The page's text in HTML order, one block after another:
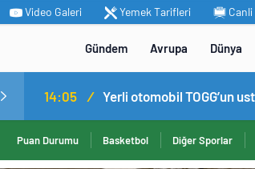
Video Galeri Yemek Tarifleri Canli
Gündem Avrupa Dünya
14:05 / Yerli otomobil TOGG’un
Puan Durumu Basketbol Diğer Sporlar